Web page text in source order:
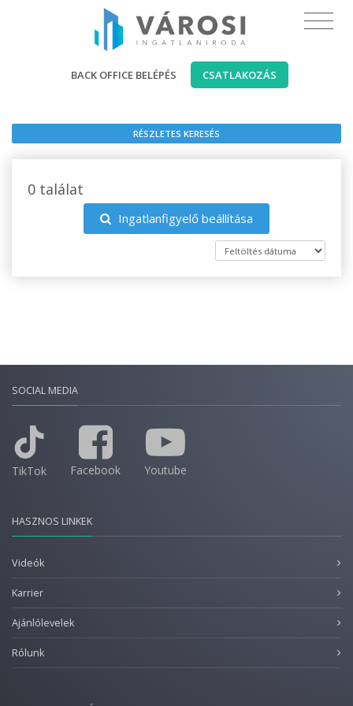
BACK OFFICE BELÉPÉS CSATLAKOZÁS
RÉSZLETES KERESÉS
0 találat
Ingatlanfigyelő beállítása
SOCIAL MEDIA
TikTok Facebook Youtube
HASZNOS LINKEK
Videók
Karrier
Ajánlólevelek
Rólunk